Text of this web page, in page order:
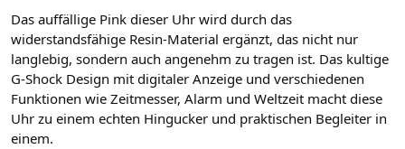
Das auffällige Pink dieser Uhr wird durch das
widerstandsfähige Resin-Material ergänzt, das nicht nur
langlebig, sondern auch angenehm zu tragen ist. Das kultige
G-Shock Design mit digitaler Anzeige und verschiedenen
Funktionen wie Zeitmesser, Alarm und Weltzeit macht diese
Uhr zu einem echten Hingucker und praktischen Begleiter in
einem.